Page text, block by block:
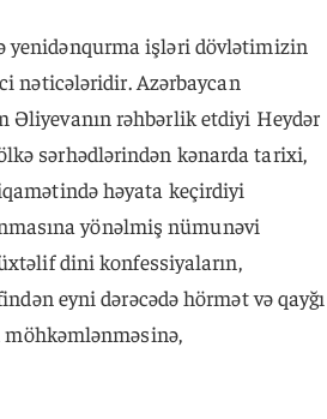
yenidənqurma işləri dövlətimizin
nəticələridir. Azərbaycan
Əliyevanın rəhbərlik etdiyi Heydər
sərhədlərindən kənarda tarixi,
həyata keçirdiyi
yönəlmiş nümunəvi
dini konfessiyaların,
eyni dərəcədə hörmət və qayğı
möhkəmlənməsinə,